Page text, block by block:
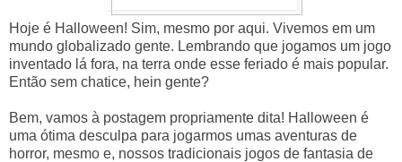
Hoje é Halloween! Sim, mesmo por aqui. Vivemos em um
mundo globalizado gente. Lembrando que jogamos um jogo
inventado lá fora, na terra onde esse feriado é mais popular.
Então sem chatice, hein gente?
Bem, vamos à postagem propriamente dita! Halloween é
uma ótima desculpa para jogarmos umas aventuras de
horror, mesmo e, nossos tradicionais jogos de fantasia de